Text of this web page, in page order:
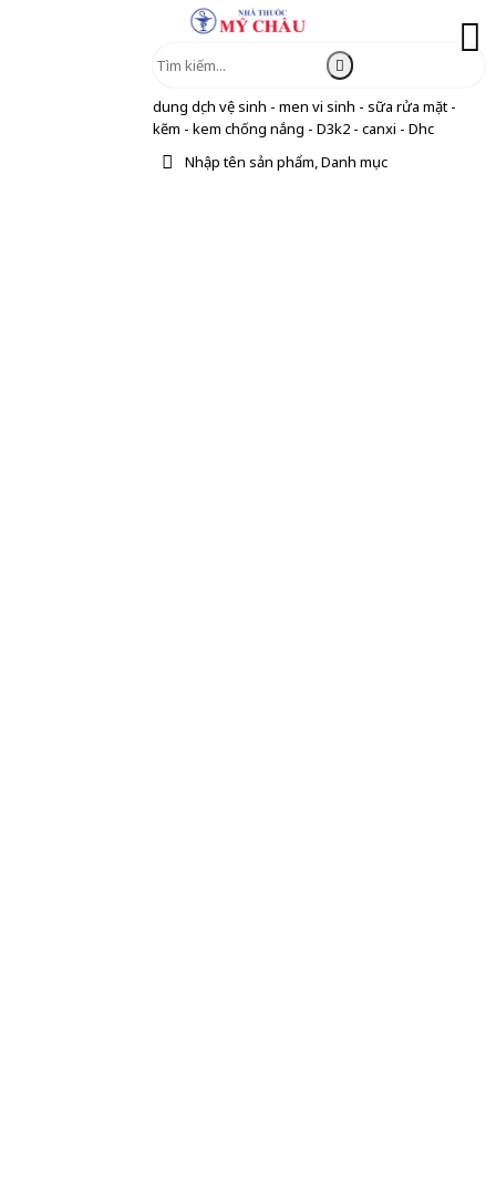
dung dịch vệ sinh - men vi sinh - sữa rửa mặt -
kẽm - kem chống nắng - D3k2 - canxi - Dhc
Nhập tên sản phẩm, Danh mục